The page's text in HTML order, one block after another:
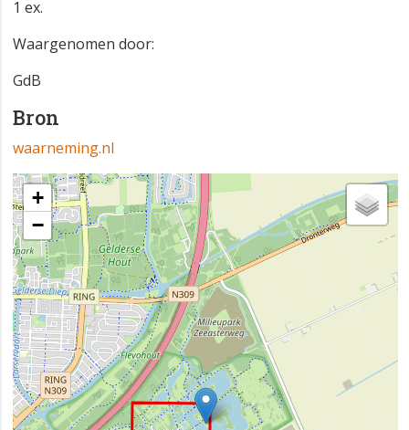
1 ex.
Waargenomen door:
GdB
Bron
waarneming.nl
+
−